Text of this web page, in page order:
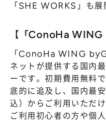
「SHE WORKS」も展
【「ConoHa WING
「ConoHa WING
ネットが提供する国内
ーです。初期費用無料
底的に追及し、国内最
込）からご利用いただ
ご利用初心者の方や個